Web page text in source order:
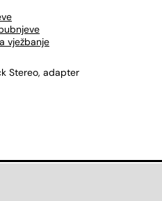
vježbanje
Stereo, adapter